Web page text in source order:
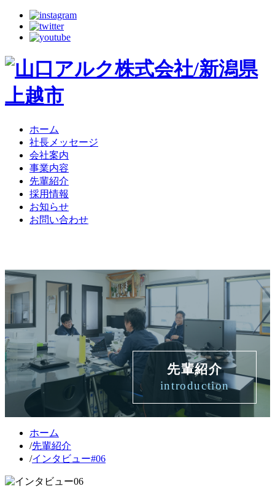
ホーム
社長メッセージ
会社案内
事業内容
先輩紹介
採用情報
お知らせ
お問い合わせ
先輩紹介
introduction
ホーム
/先輩紹介
/インタビュー#06